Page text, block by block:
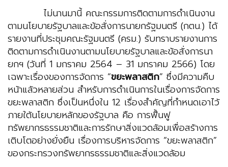
ไม่นานมานี้ คณะกรรมการติดตามการดำเนินงาน
ตามนโยบายรัฐบาลและข้อสั่งการนายกรัฐมนตรี (กตน.) ได้
รายงานที่ประชุมคณะรัฐมนตรี (ครม.) รับทราบรายงานการ
ติดตามการดำเนินงานตามนโยบายรัฐบาลและข้อสั่งการนา
ยกฯ (วันที่ 1 มกราคม 2564 – 31 มกราคม 2566) โดย
เฉพาะเรื่องของการจัดการ “ขยะพลาสติก” ซึ่งมีความคืบ
หน้าแล้วหลายส่วน สำหรับการดำเนินการในเรื่องการจัดการ
ขยะพลาสติก ซึ่งเป็นหนึ่งใน 12 เรื่องสำคัญที่กำหนดเอาไว้
ภายใต้นโยบายหลักของรัฐบาล คือ การฟื้นฟู
ทรัพยากรธรรมชาติและการรักษาสิ่งแวดล้อมเพื่อสร้างการ
เติบโตอย่างยั่งยืน เรื่องการบริหารจัดการ “ขยะพลาสติก”
ของกระทรวงทรัพยากรธรรมชาติและสิ่งแวดล้อม